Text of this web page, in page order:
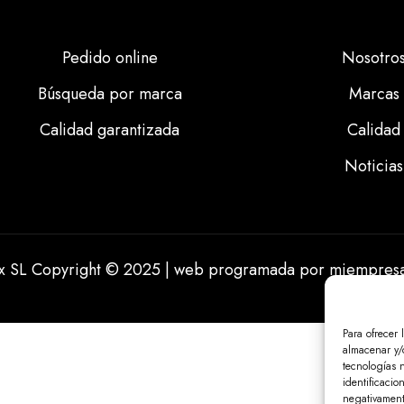
Para
almacenar
tecnologías
Pedido online
Búsqueda por marca
Calidad garantizada
Marcas
Calidad
Noticias
SL Copyright © 2025 | web programada por